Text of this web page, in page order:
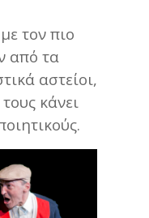
τον πιο
από τα
αστείοι,
κάνει